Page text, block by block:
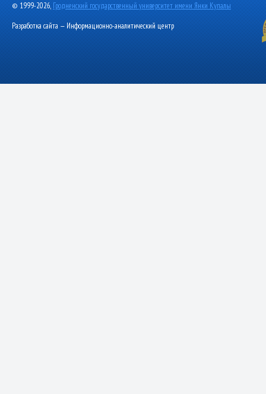
© 1999-2026, Гродненский государственный университет имени Янки Купалы
Разработка сайта — Информационно-аналитический центр